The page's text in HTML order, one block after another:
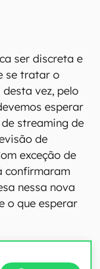
ser discreta e
se tratar o
vez, pelo
esperar
streaming de
de
exceção de
confirmaram
nessa nova
o que esperar